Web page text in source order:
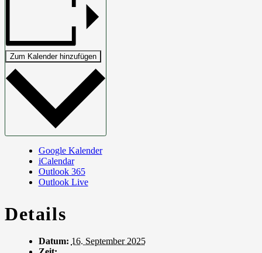
Zum Kalender hinzufügen
Google Kalender
iCalendar
Outlook 365
Outlook Live
Details
Datum: 16. September 2025